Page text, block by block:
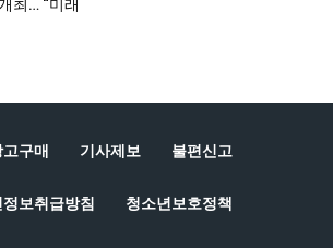
최… “미래
고구매 기사제보 불편신고
보취급방침 청소년보호정책